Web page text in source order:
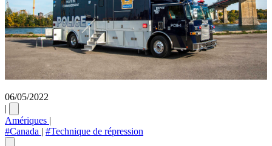
06/05/2022
|
Amériques |
#Canada | #Technique de répression